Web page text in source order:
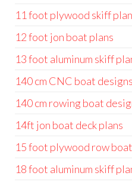
11 foot plywood skiff
12 foot jon boat plans
13 foot aluminum skiff
140 cm CNC boat designs
140 cm rowing boat
14ft jon boat deck plans
15 foot plywood row
18 foot aluminum skiff